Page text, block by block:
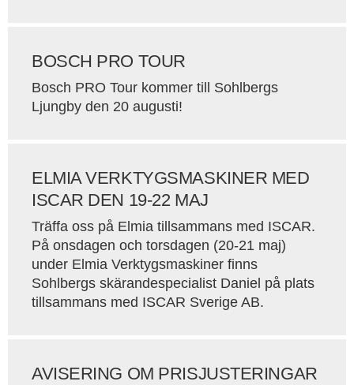
BOSCH PRO TOUR
Bosch PRO Tour kommer till Sohlbergs
Ljungby den 20 augusti!
ELMIA VERKTYGSMASKINER MED
ISCAR DEN 19-22 MAJ
Träffa oss på Elmia tillsammans med ISCAR.
På onsdagen och torsdagen (20-21 maj)
under Elmia Verktygsmaskiner finns
Sohlbergs skärandespecialist Daniel på plats
tillsammans med ISCAR Sverige AB.
AVISERING OM PRISJUSTERINGAR